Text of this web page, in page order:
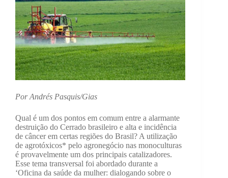
Por Andrés Pasquis/Gias
Qual é um dos pontos em comum entre a alarmante
destruição do Cerrado brasileiro e alta e incidência
de câncer em certas regiões do Brasil? A utilização
de agrotóxicos* pelo agronegócio nas monoculturas
é provavelmente um dos principais catalizadores.
Esse tema transversal foi abordado durante a
‘Oficina da saúde da mulher: dialogando sobre o